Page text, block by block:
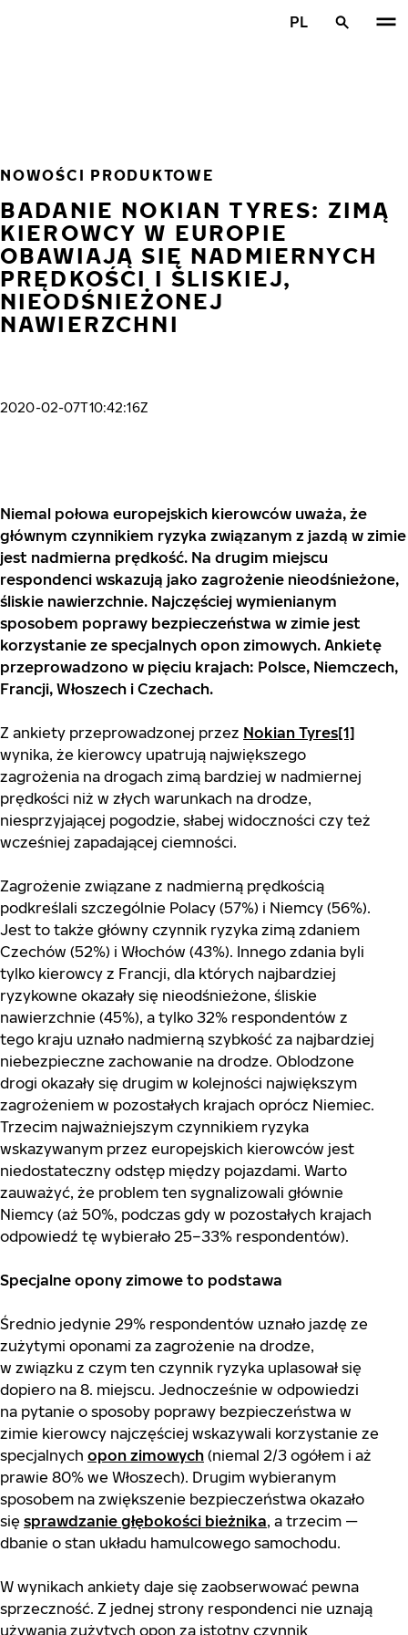
PL
NOWOŚCI PRODUKTOWE
BADANIE NOKIAN TYRES: ZIMĄ
KIEROWCY W EUROPIE
OBAWIAJĄ SIĘ NADMIERNYCH
PRĘDKOŚCI I ŚLISKIEJ,
NIEODŚNIEŻONEJ
NAWIERZCHNI
2020-02-07T10:42:16Z
Niemal połowa europejskich kierowców uważa, że
głównym czynnikiem ryzyka związanym z jazdą w zimie
jest nadmierna prędkość. Na drugim miejscu
respondenci wskazują jako zagrożenie nieodśnieżone,
śliskie nawierzchnie. Najczęściej wymienianym
sposobem poprawy bezpieczeństwa w zimie jest
korzystanie ze specjalnych opon zimowych. Ankietę
przeprowadzono w pięciu krajach: Polsce, Niemczech,
Francji, Włoszech i Czechach.
Z ankiety przeprowadzonej przez Nokian Tyres[1]
wynika, że kierowcy upatrują największego
zagrożenia na drogach zimą bardziej w nadmiernej
prędkości niż w złych warunkach na drodze,
niesprzyjającej pogodzie, słabej widoczności czy też
wcześniej zapadającej ciemności.
Zagrożenie związane z nadmierną prędkością
podkreślali szczególnie Polacy (57%) i Niemcy (56%).
Jest to także główny czynnik ryzyka zimą zdaniem
Czechów (52%) i Włochów (43%). Innego zdania byli
tylko kierowcy z Francji, dla których najbardziej
ryzykowne okazały się nieodśnieżone, śliskie
nawierzchnie (45%), a tylko 32% respondentów z
tego kraju uznało nadmierną szybkość za najbardziej
niebezpieczne zachowanie na drodze. Oblodzone
drogi okazały się drugim w kolejności największym
zagrożeniem w pozostałych krajach oprócz Niemiec.
Trzecim najważniejszym czynnikiem ryzyka
wskazywanym przez europejskich kierowców jest
niedostateczny odstęp między pojazdami. Warto
zauważyć, że problem ten sygnalizowali głównie
Niemcy (aż 50%, podczas gdy w pozostałych krajach
odpowiedź tę wybierało 25–33% respondentów).
Specjalne opony zimowe to podstawa
Średnio jedynie 29% respondentów uznało jazdę ze
zużytymi oponami za zagrożenie na drodze,
w związku z czym ten czynnik ryzyka uplasował się
dopiero na 8. miejscu. Jednocześnie w odpowiedzi
na pytanie o sposoby poprawy bezpieczeństwa w
zimie kierowcy najczęściej wskazywali korzystanie ze
specjalnych opon zimowych (niemal 2/3 ogółem i aż
prawie 80% we Włoszech). Drugim wybieranym
sposobem na zwiększenie bezpieczeństwa okazało
się sprawdzanie głębokości bieżnika, a trzecim —
dbanie o stan układu hamulcowego samochodu.
W wynikach ankiety daje się zaobserwować pewna
sprzeczność. Z jednej strony respondenci nie uznają
używania zużytych opon za istotny czynnik